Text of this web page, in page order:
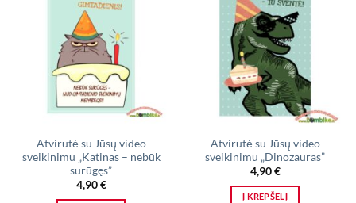
Atvirutė su Jūsų video
sveikinimu „Katinas – nebūk
surūgęs”
4,90€
Atvirutė su Jūsų video
sveikinimu „Dinozauras”
4,90€
Į KREPŠELĮ